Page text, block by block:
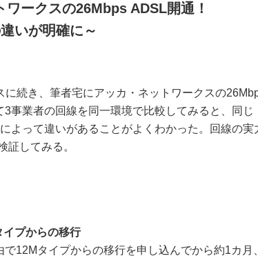
ークスの26Mbps ADSL開通！
いが明確に～
続き、筆者宅にアッカ・ネットワークスの
事業者の回線を同一環境で比較してみると、同じ
よって違いがあることがよくわかった。回線の実
証してみる。
プからの移行
12Mタイプからの移行を申し込んでから約1カ月、